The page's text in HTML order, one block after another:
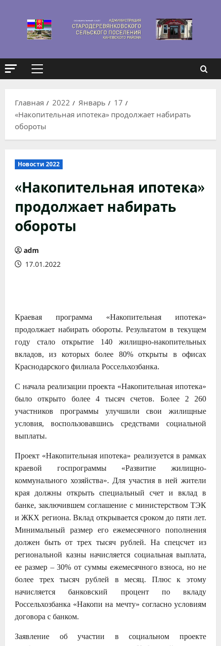
содержимому
Основное
Главная
2022 Январь
17
«Накопительная ипотека» продолжает набирать
обороты
Новости 2022
«Накопительная ипотека»
продолжает набирать
обороты
adm
17.01.2022
Краевая программа «Накопительная ипотека»
продолжает набирать обороты. Результатом в текущем
году стало открытие 140 жилищно-накопительных
вкладов, из которых более 80% открыты в офисах
Краснодарского филиала Россельхозбанка.
С начала реализации проекта «Накопительная ипотека»
было открыто более 4 тысяч счетов. Более 2 260
участников программы улучшили свои жилищные
условия, воспользовавшись средствами социальной
выплаты.
Проект «Накопительная ипотека» реализуется в рамках
краевой госпрограммы «Развитие жилищно-
коммунального хозяйства». Для участия в ней жители
края должны открыть специальный счет и вклад в
банке, заключившем соглашение с министерством ТЭК
и ЖКХ региона. Вклад открывается сроком до пяти лет.
Минимальный размер его ежемесячного пополнения
должен быть от трех тысяч рублей. На спецсчет из
региональной казны начисляется социальная выплата,
ее размер – 30% от суммы ежемесячного взноса, но не
более трех тысяч рублей в месяц. Плюс к этому
начисляется банковский процент по вкладу
Россельхозбанка «Накопи на мечту» согласно условиям
договора с банком.
Заявление об участии в социальном проекте